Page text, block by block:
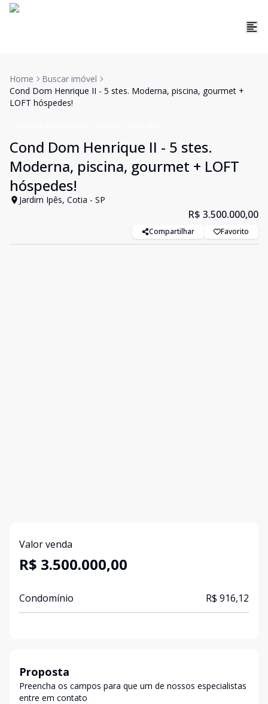
Home
Buscar imóvel
Cond Dom Henrique II - 5 stes. Moderna, piscina, gourmet +
LOFT hóspedes!
Cond Dom Henrique II - 5 stes.
Moderna, piscina, gourmet + LOFT
hóspedes!
Jardim Ipês, Cotia - SP
R$ 3.500.000,00
Compartilhar Favorito
Valor venda
R$ 3.500.000,00
Condomínio R$ 916,12
Proposta
Preencha os campos para que um de nossos especialistas
entre em contato